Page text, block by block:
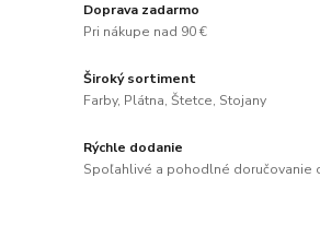
Doprava zadarmo
Pri nákupe nad 90 €
Široký sortiment
Farby, Plátna, Štetce, Stojany
Rýchle dodanie
Spoľahlivé a pohodlné doručovanie